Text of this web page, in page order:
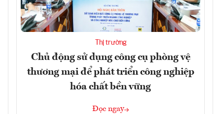
Thị trường
Chủ động sử dụng công cụ phòng vệ
thương mại để phát triển công nghiệp
hóa chất bền vững
Đọc ngay